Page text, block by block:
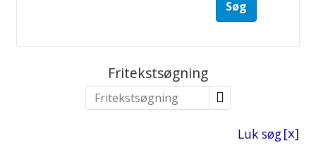
Søg
Fritekstsøgning
Luk søg